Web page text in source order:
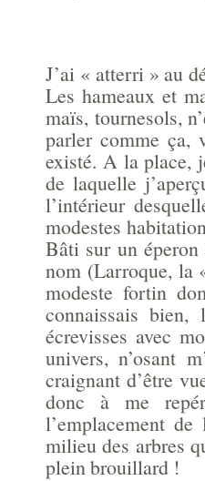
J’ai « atterri » au
Les hameaux et
maïs, tournesols,
parler comme ça,
existé. A la place,
de laquelle
l’intérieur
modestes
Bâti sur un
nom (Larroque, la
modeste fortin
connaissais
écrevisses avec
univers, n’osant
craignant d’être
donc à me
l’emplacement
milieu des arbres
plein brouillard !